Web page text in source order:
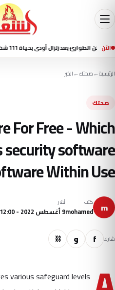
الآنبعد زلزال أودى بحياة 111 شخصًا وأصاب 87
الرئيسية←صحتك←الخبر
صحتك
For Free - Which
software
Within Use?
m كتب
mohamed
نُشر
9 أغسطس 2022 - 12:00 ص
شارك f و ⛓
various safeguard levels